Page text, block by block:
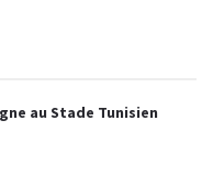
au Stade Tunisien